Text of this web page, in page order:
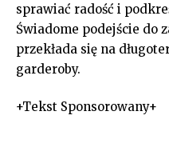
sprawiać radość i
Świadome podejście do
przekłada się na
garderoby.
+Tekst Sponsorowany+